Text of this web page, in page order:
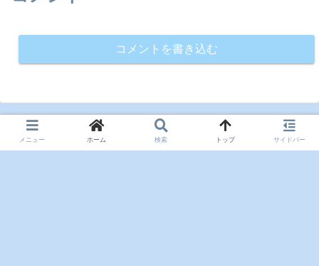
コメントを書き込む
メニュー ホーム 検索 トップ サイドバー